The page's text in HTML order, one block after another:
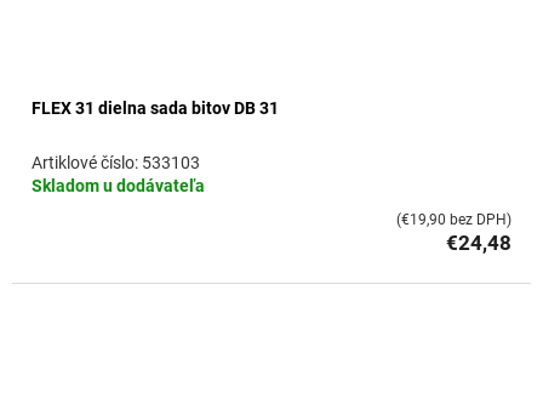
FLEX 31 dielna sada bitov DB 31
Skladom u dodávateľa
533103
€24,48
(€19,90 bez DPH)